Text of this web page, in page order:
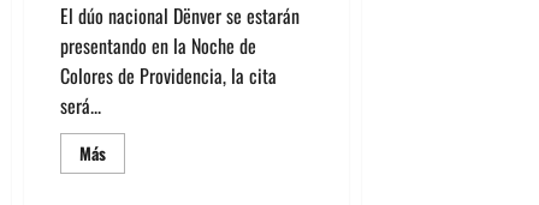
El dúo nacional Dënver se estarán
presentando en la Noche de
Colores de Providencia, la cita
será...
MásLeer
más